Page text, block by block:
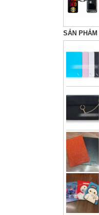
SẢN PHẢM